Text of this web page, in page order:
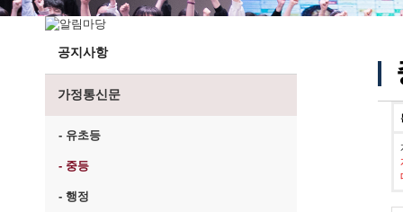
공지사항
가정통신문
- 유초등
- 중등
- 행정